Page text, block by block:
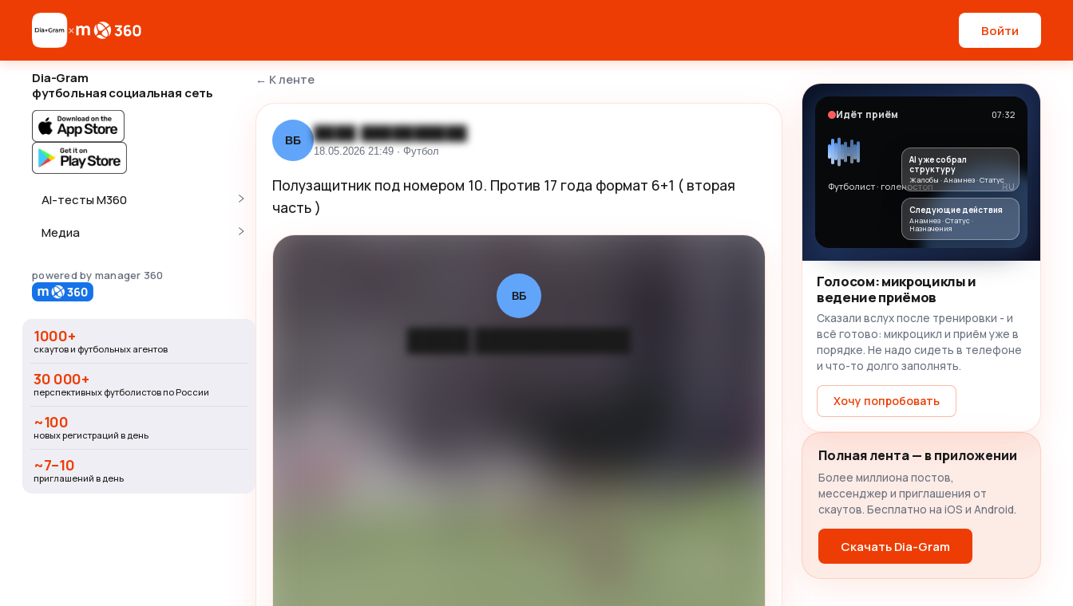
× Войти
Dia-Gram
футбольная социальная сеть
AI-тесты M360
Медиа
powered by manager 360
1000+
скаутов и футбольных агентов
30 000+
перспективных футболистов по России
~100
новых регистраций в день
~7–10
приглашений в день
← К ленте
ВБ ████ ██████████
18.05.2026 21:49 · Футбол
Полузащитник под номером 10. Против 17 года формат 6+1 ( вторая
часть )
ВБ
Идёт приём 07:32
Футболист · голеностоп RU
AI уже собрал
структуру
Жалобы · Анамнез · Статус
Следующие действия
Анамнез · Статус ·
Назначения
Голосом: микроциклы и
ведение приёмов
Сказали вслух после тренировки - и
всё готово: микроцикл и приём уже в
порядке. Не надо сидеть в телефоне
и что-то долго заполнять.
Хочу попробовать
Полная лента — в приложении
Более миллиона постов,
мессенджер и приглашения от
скаутов. Бесплатно на iOS и Android.
Скачать Dia-Gram